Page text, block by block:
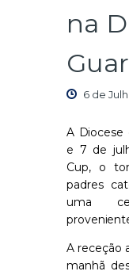
na
6 de
A Diocese
e 7 de
Cup, o
padres
uma
A receção
manhã